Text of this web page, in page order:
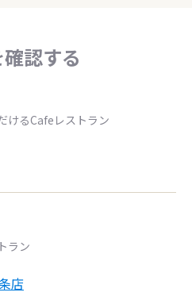
認する
けるCafeレストラン
ラン
店